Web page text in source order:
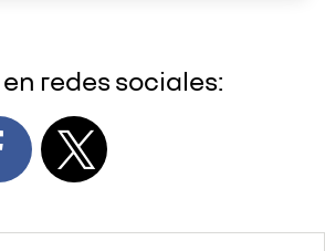
redes sociales: